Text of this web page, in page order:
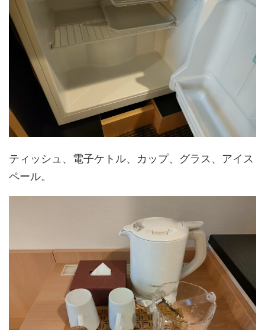
ティッシュ、電子ケトル、カップ、グラス、アイス
ペール。